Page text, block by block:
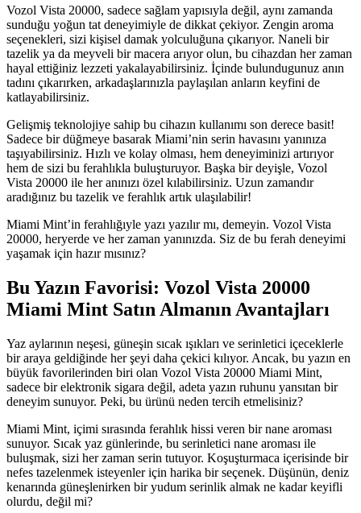
Vozol Vista 20000, sadece sağlam yapısıyla değil, aynı zamanda
sunduğu yoğun tat deneyimiyle de dikkat çekiyor. Zengin aroma
seçenekleri, sizi kişisel damak yolculuğuna çıkarıyor. Naneli bir
tazelik ya da meyveli bir macera arıyor olun, bu cihazdan her zaman
hayal ettiğiniz lezzeti yakalayabilirsiniz. İçinde bulundugunuz anın
tadını çıkarırken, arkadaşlarınızla paylaşılan anların keyfini de
katlayabilirsiniz.
Gelişmiş teknolojiye sahip bu cihazın kullanımı son derece basit!
Sadece bir düğmeye basarak Miami’nin serin havasını yanınıza
taşıyabilirsiniz. Hızlı ve kolay olması, hem deneyiminizi artırıyor
hem de sizi bu ferahlıkla buluşturuyor. Başka bir deyişle, Vozol
Vista 20000 ile her anınızı özel kılabilirsiniz. Uzun zamandır
aradığınız bu tazelik ve ferahlık artık ulaşılabilir!
Miami Mint’in ferahlığıyle yazı yazılır mı, demeyin. Vozol Vista
20000, heryerde ve her zaman yanınızda. Siz de bu ferah deneyimi
yaşamak için hazır mısınız?
Bu Yazın Favorisi: Vozol Vista 20000
Miami Mint Satın Almanın Avantajları
Yaz aylarının neşesi, güneşin sıcak ışıkları ve serinletici içeceklerle
bir araya geldiğinde her şeyi daha çekici kılıyor. Ancak, bu yazın en
büyük favorilerinden biri olan Vozol Vista 20000 Miami Mint,
sadece bir elektronik sigara değil, adeta yazın ruhunu yansıtan bir
deneyim sunuyor. Peki, bu ürünü neden tercih etmelisiniz?
Miami Mint, içimi sırasında ferahlık hissi veren bir nane aroması
sunuyor. Sıcak yaz günlerinde, bu serinletici nane aroması ile
buluşmak, sizi her zaman serin tutuyor. Koşuşturmaca içerisinde bir
nefes tazelenmek isteyenler için harika bir seçenek. Düşünün, deniz
kenarında güneşlenirken bir yudum serinlik almak ne kadar keyifli
olurdu, değil mi?